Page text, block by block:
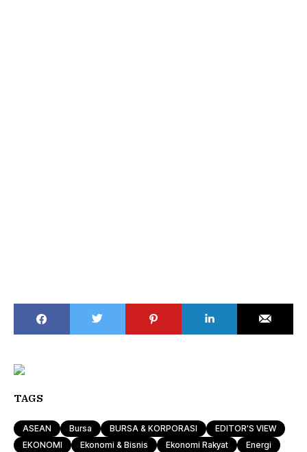
TAGS
ASEAN Bursa BURSA & KORPORASI
EDITOR'S VIEW
EKONOMI
Ekonomi & Bisnis Ekonomi Rakyat Energi